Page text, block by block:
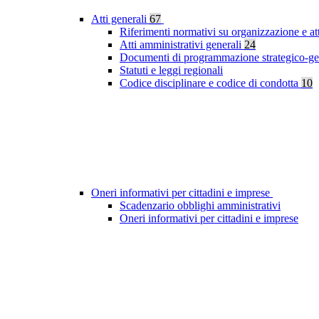
Atti generali 67
Riferimenti normativi su organizzazione e
Atti amministrativi generali 24
Documenti di programmazione strategico-
Statuti e leggi regionali
Codice disciplinare e codice di condotta 10
Oneri informativi per cittadini e imprese
Scadenzario obblighi amministrativi
Oneri informativi per cittadini e imprese